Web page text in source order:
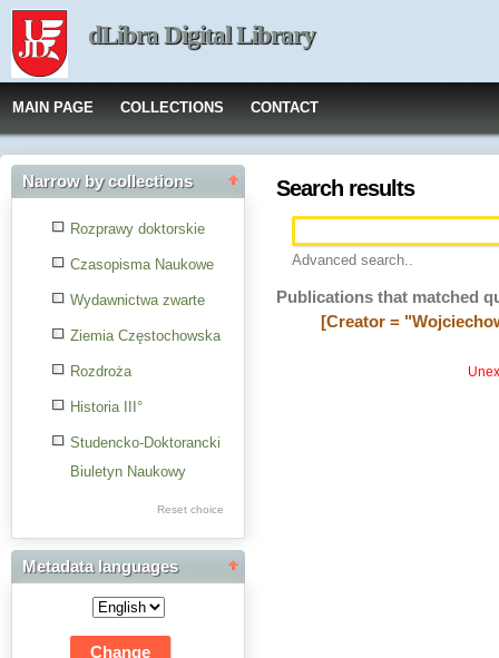
dLibra Digital Library
MAIN PAGE COLLECTIONS CONTACT
Narrow by collections
Rozprawy doktorskie
Czasopisma Naukowe
Wydawnictwa zwarte
Ziemia Częstochowska
Rozdroża
Historia III°
Studencko-Doktorancki
Biuletyn Naukowy
Res Academicae
Science Project Scripts
Biuletyn Informacyjny
WSP w Częstochowie
Reset choice
Metadata languages
Search results
Advanced search..
Publications that matched
[Creator =